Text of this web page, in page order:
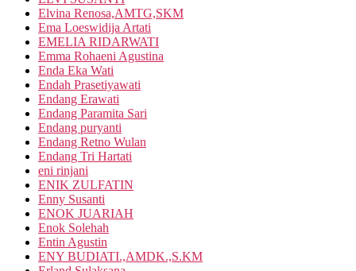
Elvina Renosa,AMTG,SKM
Ema Loeswidija Artati
EMELIA RIDARWATI
Emma Rohaeni Agustina
Enda Eka Wati
Endah Prasetiyawati
Endang Erawati
Endang Paramita Sari
Endang puryanti
Endang Retno Wulan
Endang Tri Hartati
eni rinjani
ENIK ZULFATIN
Enny Susanti
ENOK JUARIAH
Enok Solehah
Entin Agustin
ENY BUDIATI.,AMDK.,S.KM